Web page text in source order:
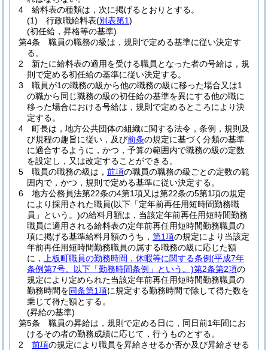
4
給料表の種類は，次に掲げるとおりとする。
(1)
行政職給料表(別表第1)
(初任給，昇格等の基準)
第4条
職員の職務の級は，規則で定める基準に従い決定す
る。
2
新たに給料表の適用を受ける職員となった者の号給は，規
則で定める初任給の基準に従い決定する。
3
職員が1の職務の級から他の職務の級に移った場合又は1
の職から同じ職務の級の初任給の基準を異にする他の職に
移った場合における号給は，規則で定めるところにより決
定する。
4
町長は，地方公共団体の組織に関する法令，条例，規則及
び規程の趣旨に従い，及び前条の規定に基づく分類の基準
に適合するように，かつ，予算の範囲内で職務の級の定数
を設定し，又は改定することができる。
5
職員の職務の級は， 前項の職員の職務の級ごとの定数の範
囲内で，かつ，規則で定める基準に従い決定する。
6
地方公務員法第22条の4第1項又は第22条の5第1項の規定
により採用された職員(以下「定年前再任用短時間勤務職
員」という。)の給料月額は，当該定年前再任用短時間勤務
職員に適用される給料表の定年前再任用短時間勤務職員の
項に掲げる基準給料月額のうち， 第1項の規定により当該定
年前再任用短時間勤務職員の属する職務の級に応じた額
に，
上板町職員の勤務時間，休暇等に関する条例(平成7年
条例第7号。以下「勤務時間条例」という。)第2条第2項の
規定により定められた当該定年前再任用短時間勤務職員の
勤務時間を同条第1項に規定する勤務時間で除して得た数を
乗じて得た額とする。
(昇給の基準)
第5条
職員の昇給は，規則で定める日に，同日前1年間にお
けるその者の勤務成績に応じて，行うものとする。
2
前項の規定により職員を昇給させるか否か及び昇給させる